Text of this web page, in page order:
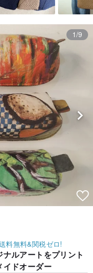
1/9
料無料&関税ゼロ!
ルアートをプリント
イドオーダー